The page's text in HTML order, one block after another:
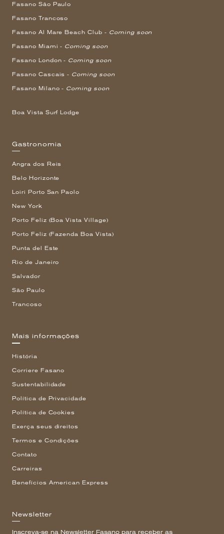
Fasano São Paulo
Fasano Trancoso
Fasano Al Mare Beach Club - Coming soon
Fasano Miami - Coming soon
Fasano London - Coming soon
Fasano Cascais - Coming soon
Fasano Milano - Coming soon
Boa Vista Surf Lodge
Gastronomia
Angra dos Reis
Belo Horizonte
Loiri Porto San Paolo
New York
Porto Feliz (Boa Vista Village)
Porto Feliz (Fazenda Boa Vista)
Punta del Este
Rio de Janeiro
Salvador
São Paulo
Trancoso
Mais informações
História
Corriere Fasano
Sustentabilidade
Política de Privacidade
Política de Cookies
Exerça seus direitos
Termos e Condições
Contato
Carreiras
Benefícios American Express
Newsletter
Inscreva-se na Newsletter Fasano para receber as